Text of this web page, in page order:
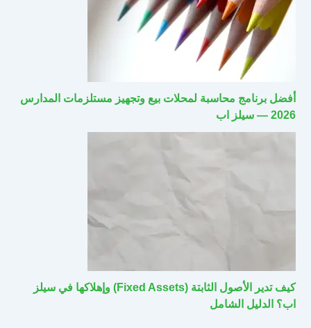
أفضل برنامج محاسبة لمحلات بيع وتجهيز مستلزمات المدارس
2026 — سيلز اب
كيف تدير الأصول الثابتة (Fixed Assets) وإهلاكها في سيلز
اب؟ الدليل الشامل